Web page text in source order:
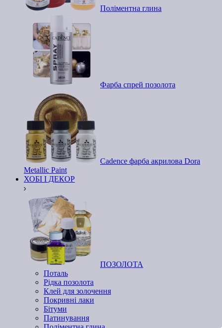
Поліментна глина
Фарба спрей позолота
Cadence фарба акрилова Dora
Metallic Paint
ХОБІ І ДЕКОР
ПОЗОЛОТА
Поталь
Рідка позолота
Клей для золочення
Покривні лаки
Бітуми
Патинування